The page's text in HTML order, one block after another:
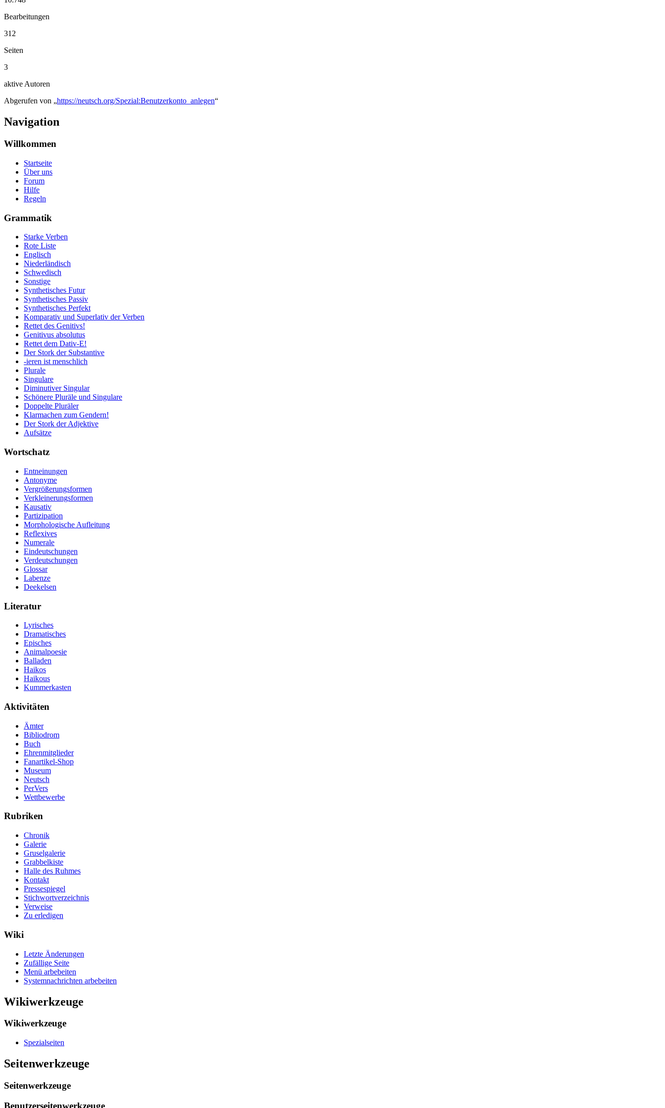
Bearbeitungen
312
Seiten
3
aktive Autoren
Abgerufen von „https://neutsch.org/Spezial:Benutzerkonto_anlegen“
Navigation
Willkommen
Startseite
Über uns
Forum
Hilfe
Regeln
Grammatik
Starke Verben
Rote Liste
Englisch
Niederländisch
Schwedisch
Sonstige
Synthetisches Futur
Synthetisches Passiv
Synthetisches Perfekt
Komparativ und Superlativ der Verben
Rettet des Genitivs!
Genitivus absolutus
Rettet dem Dativ-E!
Der Stork der Substantive
-ieren ist menschlich
Plurale
Singulare
Diminutiver Singular
Schönere Pluräle und Singulare
Doppelte Pluräler
Klarmachen zum Gendern!
Der Stork der Adjektive
Aufsätze
Wortschatz
Entneinungen
Antonyme
Vergrößerungsformen
Verkleinerungsformen
Kausativ
Partizipation
Morphologische Aufleitung
Reflexives
Numerale
Eindeutschungen
Verdeutschungen
Glossar
Labenze
Deekelsen
Literatur
Lyrisches
Dramatisches
Episches
Animalpoesie
Balladen
Haikos
Haikous
Kummerkasten
Aktivitäten
Ämter
Bibliodrom
Buch
Ehrenmitglieder
Fanartikel-Shop
Museum
Neutsch
PerVers
Wettbewerbe
Rubriken
Chronik
Galerie
Gruselgalerie
Grabbelkiste
Halle des Ruhmes
Kontakt
Pressespiegel
Stichwortverzeichnis
Verweise
Zu erledigen
Wiki
Letzte Änderungen
Zufällige Seite
Menü arbebeiten
Systemnachrichten arbebeiten
Wikiwerkzeuge
Wikiwerkzeuge
Spezialseiten
Seitenwerkzeuge
Seitenwerkzeuge
Benutzerseitenwerkzeuge